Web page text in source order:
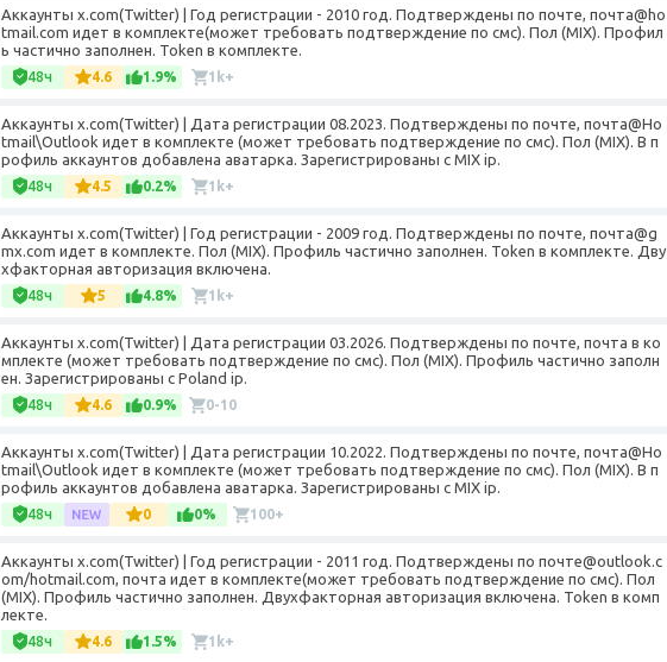
Аккаунты x.com(Twitter) | Год регистрации - 2010 год. Подтверждены по почте, почта@ho
tmail.com идет в комплекте(может требовать подтверждение по смс). Пол (MIX). Профил
ь частично заполнен. Token в комплекте.
48ч 4.6 1.9% 1k+
Аккаунты x.com(Twitter) | Дата регистрации 08.2023. Подтверждены по почте, почта@Ho
tmail\Outlook идет в комплекте (может требовать подтверждение по смс). Пол (MIX). В п
рофиль аккаунтов добавлена аватарка. Зарегистрированы с MIX ip.
48ч 4.5 0.2% 1k+
Аккаунты x.com(Twitter) | Год регистрации - 2009 год. Подтверждены по почте, почта@g
mx.com идет в комплекте. Пол (MIX). Профиль частично заполнен. Token в комплекте. Дву
хфакторная авторизация включена.
48ч 5 4.8% 1k+
Аккаунты x.com(Twitter) | Дата регистрации 03.2026. Подтверждены по почте, почта в ко
мплекте (может требовать подтверждение по смс). Пол (MIX). Профиль частично заполн
ен. Зарегистрированы с Poland ip.
48ч 4.6 0.9% 0-10
Аккаунты x.com(Twitter) | Дата регистрации 10.2022. Подтверждены по почте, почта@Ho
tmail\Outlook идет в комплекте (может требовать подтверждение по смс). Пол (MIX). В п
рофиль аккаунтов добавлена аватарка. Зарегистрированы с MIX ip.
48ч 0 0% 100+
Аккаунты x.com(Twitter) | Год регистрации - 2011 год. Подтверждены по почте@outlook.c
om/hotmail.com, почта идет в комплекте(может требовать подтверждение по смс). Пол
(MIX). Профиль частично заполнен. Двухфакторная авторизация включена. Token в комп
лекте.
48ч 4.6 1.5% 1k+